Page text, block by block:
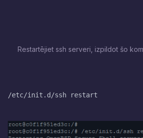
Restartējiet ssh serveri, izpildot šo
/etc/init.d/ssh restart